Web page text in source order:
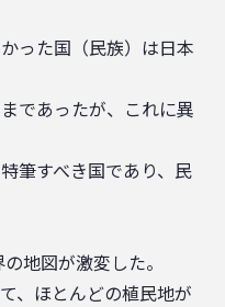
った国（民族）は日本
であったが、これに異
筆すべき国であり、民
地図が激変した。
、ほとんどの植民地が